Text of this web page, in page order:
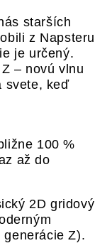
starších
z Napsteru
je určený.
– novú vlnu
svete, keď
100 %
až do
2D gridový
Z).